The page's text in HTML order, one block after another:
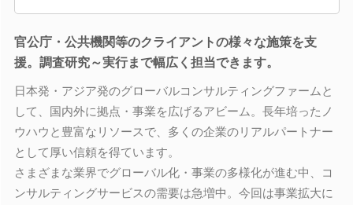
官公庁・公共機関等のクライアントの様々な施策を支
援。調査研究～実行まで幅広く担当できます。
日本発・アジア発のグローバルコンサルティングファームと
して、国内外に拠点・事業を広げるアビーム。長年培ったノ
ウハウと豊富なリソースで、多くの企業のリアルパートナー
として厚い信頼を得ています。
さまざまな業界でグローバル化・事業の多様化が進む中、コ
ンサルティングサービスの需要は急増中。今回は事業拡大に